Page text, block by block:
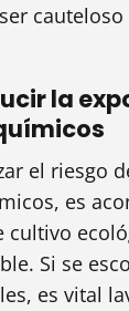
la
el riesgo
es
cultivo
Si se
es vital